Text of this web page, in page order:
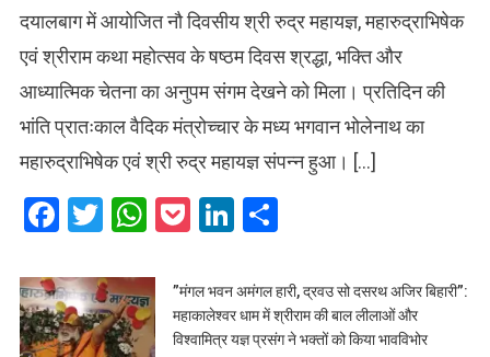
दयालबाग में आयोजित नौ दिवसीय श्री रुद्र महायज्ञ, महारुद्राभिषेक
एवं श्रीराम कथा महोत्सव के षष्ठम दिवस श्रद्धा, भक्ति और
आध्यात्मिक चेतना का अनुपम संगम देखने को मिला। प्रतिदिन की
भांति प्रातःकाल वैदिक मंत्रोच्चार के मध्य भगवान भोलेनाथ का
महारुद्राभिषेक एवं श्री रुद्र महायज्ञ संपन्न हुआ। […]
Facebook
Twitter
WhatsApp
PocketLinkedIn
​”मंगल भवन अमंगल हारी, द्रवउ सो दसरथ अजिर बिहारी”:
महाकालेश्वर धाम में श्रीराम की बाल लीलाओं और
विश्वामित्र यज्ञ प्रसंग ने भक्तों को किया भावविभोर